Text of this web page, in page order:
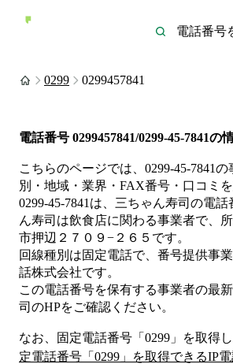
0299 0299457841
電話番号 0299457841/0299-45-7841の
こちらのページでは、 0299-45-7841の
別・地域・業界・FAX番号・口コミ
0299-45-7841 は、 三ちゃん寿司 の電話
ん寿司は飲食店に関わる事業者で、
市押辺２７０９−２６５ です。
回線種別は固定電話で、番号提供事
話株式会社です。
この電話番号を保有する事業者の最
司 のHPをご確認ください。
なお、固定電話番号「 0299 」を取得
定電話番号「 0299 」を取得できるIP